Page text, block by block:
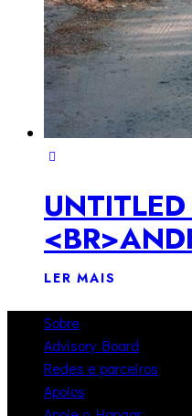
LER MAIS
Sobre
Advisory Board
Redes e parceiros
Apoios